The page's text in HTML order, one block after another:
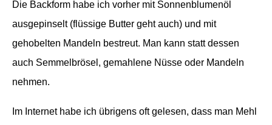
Die Backform habe ich vorher mit Sonnenblumenöl
ausgepinselt (flüssige Butter geht auch) und mit
gehobelten Mandeln bestreut. Man kann statt dessen
auch Semmelbrösel, gemahlene Nüsse oder Mandeln
nehmen.
Im Internet habe ich übrigens oft gelesen, dass man Mehl